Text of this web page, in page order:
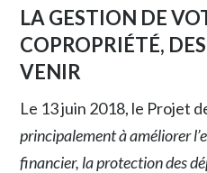
LA GESTION DE
COPROPRIÉTÉ,
VENIR
Le 13 juin 2018, le Projet
principalement à améliorer
financier, la protection des